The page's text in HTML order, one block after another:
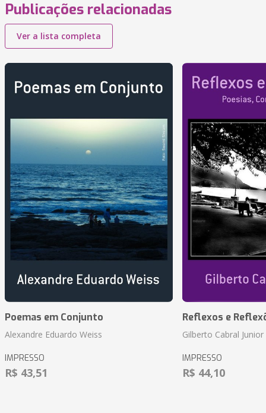
Publicações relacionadas
Ver a lista completa
Poemas em Conjunto
Alexandre Eduardo Weiss
IMPRESSO
R$ 43,51
Reflexos e
Gilberto Cabral Junior
IMPRESSO
R$ 44,10